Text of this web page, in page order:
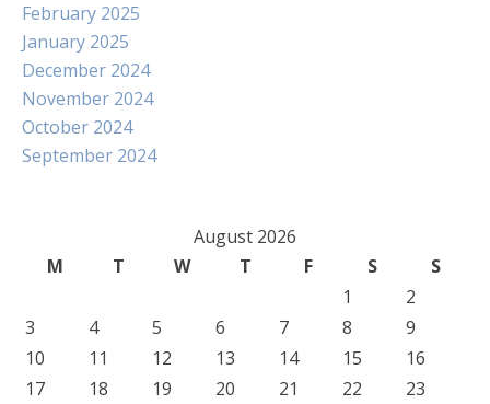
February 2025
January 2025
December 2024
November 2024
October 2024
September 2024
August 2026
M
T W T F S
S
1
2
3
4 5 6 7 8
9
10
11 12 13 14 15
16
17
18 19 20 21 22
23